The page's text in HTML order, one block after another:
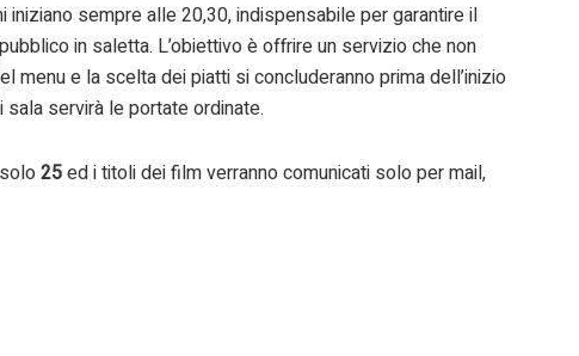
sempre alle 20,30, indispensabile per garantire il
in saletta. L’obiettivo è offrire un servizio che non
menu e la scelta dei piatti si concluderanno prima dell’inizio
servirà le portate ordinate.
25ed i titoli dei film verranno comunicati solo per mail,